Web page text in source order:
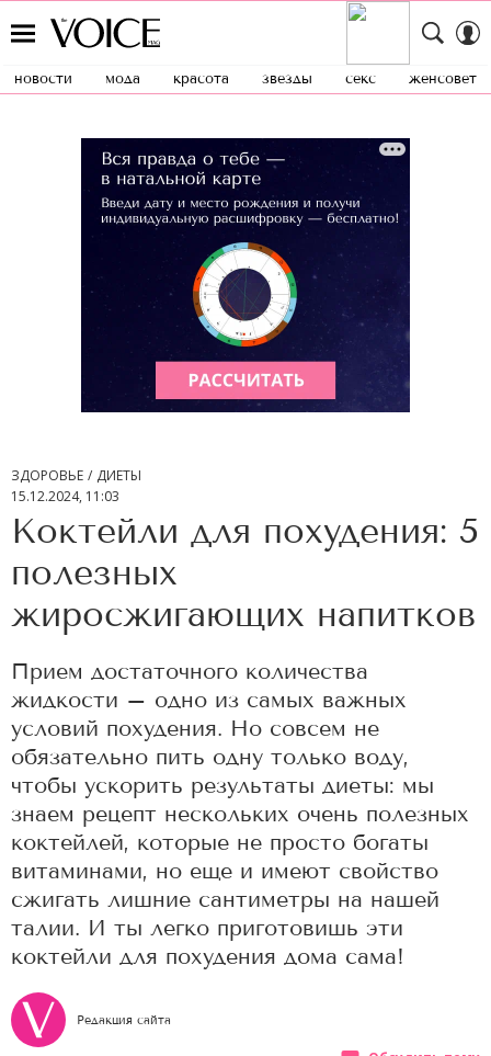
новости мода красота звезды секс женсовет
ЗДОРОВЬЕ
ДИЕТЫ
15.12.2024, 11:03
Коктейли для похудения: 5
полезных
жиросжигающих напитков
Прием достаточного количества
жидкости – одно из самых важных
условий похудения. Но совсем не
обязательно пить одну только воду,
чтобы ускорить результаты диеты: мы
знаем рецепт нескольких очень полезных
коктейлей, которые не просто богаты
витаминами, но еще и имеют свойство
сжигать лишние сантиметры на нашей
талии. И ты легко приготовишь эти
коктейли для похудения дома сама!
Редакция сайта